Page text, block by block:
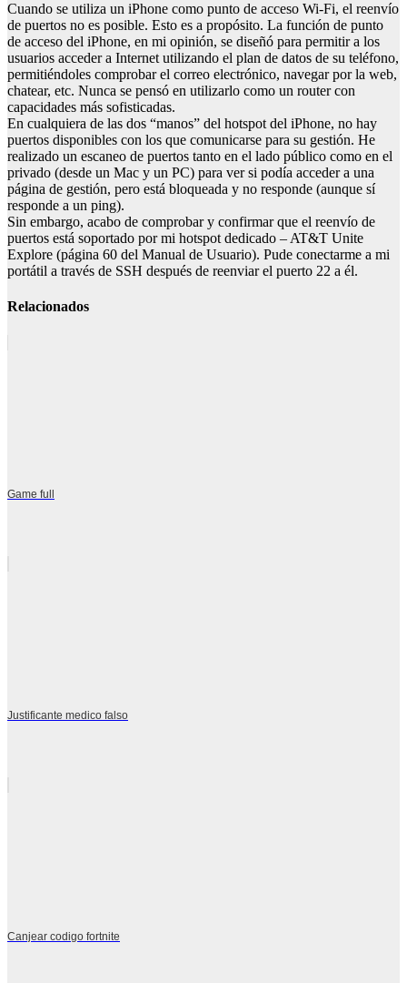
Cuando se utiliza un iPhone como punto de acceso Wi-Fi, el reenvío
de puertos no es posible. Esto es a propósito. La función de punto
de acceso del iPhone, en mi opinión, se diseñó para permitir a los
usuarios acceder a Internet utilizando el plan de datos de su teléfono,
permitiéndoles comprobar el correo electrónico, navegar por la web,
chatear, etc. Nunca se pensó en utilizarlo como un router con
capacidades más sofisticadas.
En cualquiera de las dos “manos” del hotspot del iPhone, no hay
puertos disponibles con los que comunicarse para su gestión. He
realizado un escaneo de puertos tanto en el lado público como en el
privado (desde un Mac y un PC) para ver si podía acceder a una
página de gestión, pero está bloqueada y no responde (aunque sí
responde a un ping).
Sin embargo, acabo de comprobar y confirmar que el reenvío de
puertos está soportado por mi hotspot dedicado – AT&T Unite
Explore (página 60 del Manual de Usuario). Pude conectarme a mi
portátil a través de SSH después de reenviar el puerto 22 a él.
Relacionados
Game full
Justificante medico falso
Canjear codigo fortnite